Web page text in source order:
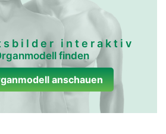
interaktiv
finden
anschauen